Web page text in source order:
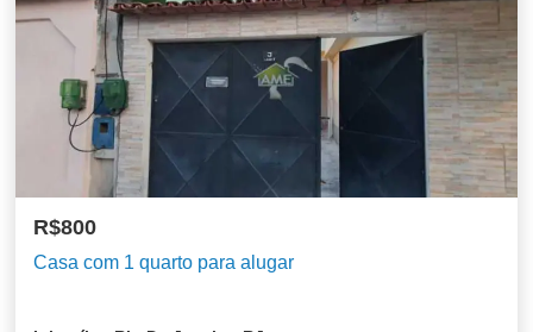
R$800
Casa com 1 quarto para alugar